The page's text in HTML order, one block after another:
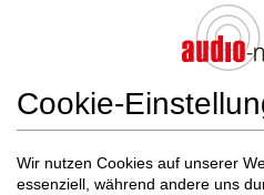
Cookie-
Wir nutzen Cookies auf unserer
essenziell, während andere uns